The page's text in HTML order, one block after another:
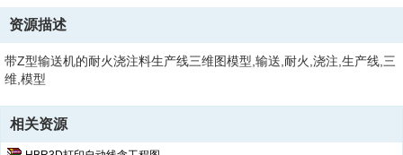
资源描述
带Z型输送机的耐火浇注料生产线三维图模型,输送,耐火,浇注,生产线,三
维,模型
相关资源